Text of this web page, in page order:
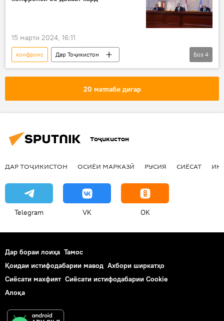
15 марти 2024, 16:11
конфронс
Дар Тоҷикистон
ВУХ-и Тоҷикистон
об
даъват
Боз 4
20 матлаби дигар
Тоҷикистон
ДАР ТОҶИКИСТОН ОСИЁИ МАРКАЗӢ РУСИЯ СИЁСАТ
Telegram VK OK
Дар бораи лоиҳа Тамос
Қоидаи истифодабарии мавод Ахбори ширкатҳо
Сиёсати махфият Сиёсати истифодабарии Cookie
Алоқа